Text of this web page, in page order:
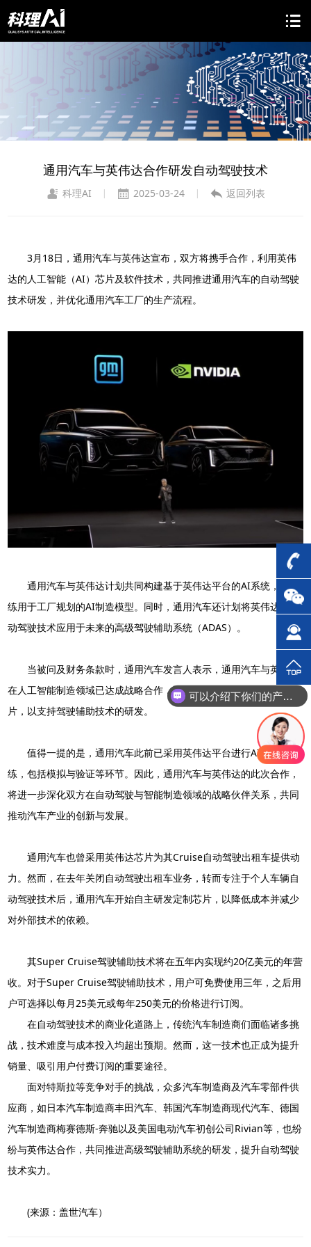
通用汽车与英伟达合作研发自动驾驶技术
科理AI | 2025-03-24 | 返回列表
3月18日，通用汽车与英伟达宣布，双方将携手合作，利用英伟
达的人工智能（AI）芯片及软件技术，共同推进通用汽车的自动驾驶
技术研发，并优化通用汽车工厂的生产流程。
通用汽车与英伟达计划共同构建基于英伟达平台的AI系统，以训
练用于工厂规划的AI制造模型。同时，通用汽车还计划将英伟达的自
动驾驶技术应用于未来的高级驾驶辅助系统（ADAS）。
当被问及财务条款时，通用汽车发言人表示，通用汽车与英伟达
在人工智能制造领域已达成战略合作，通用汽车将向英伟达采购芯
片，以支持驾驶辅助技术的研发。
值得一提的是，通用汽车此前已采用英伟达平台进行AI模型的训
练，包括模拟与验证等环节。因此，通用汽车与英伟达的此次合作，
将进一步深化双方在自动驾驶与智能制造领域的战略伙伴关系，共同
推动汽车产业的创新与发展。
通用汽车也曾采用英伟达芯片为其Cruise自动驾驶出租车提供动
力。然而，在去年关闭自动驾驶出租车业务，转而专注于个人车辆自
动驾驶技术后，通用汽车开始自主研发定制芯片，以降低成本并减少
对外部技术的依赖。
其Super Cruise驾驶辅助技术将在五年内实现约20亿美元的年营
收。对于Super Cruise驾驶辅助技术，用户可免费使用三年，之后用
户可选择以每月25美元或每年250美元的价格进行订阅。
在自动驾驶技术的商业化道路上，传统汽车制造商们面临诸多挑
战，技术难度与成本投入均超出预期。然而，这一技术也正成为提升
销量、吸引用户付费订阅的重要途径。
面对特斯拉等竞争对手的挑战，众多汽车制造商及汽车零部件供
应商，如日本汽车制造商丰田汽车、韩国汽车制造商现代汽车、德国
汽车制造商梅赛德斯-奔驰以及美国电动汽车初创公司Rivian等，也纷
纷与英伟达合作，共同推进高级驾驶辅助系统的研发，提升自动驾驶
技术实力。
(来源：盖世汽车）
可以介绍下你们的产品么？